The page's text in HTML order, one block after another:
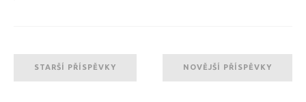
STARŠÍ PŘÍSPĚVKY NOVĚJŠÍ PŘÍSPĚVKY